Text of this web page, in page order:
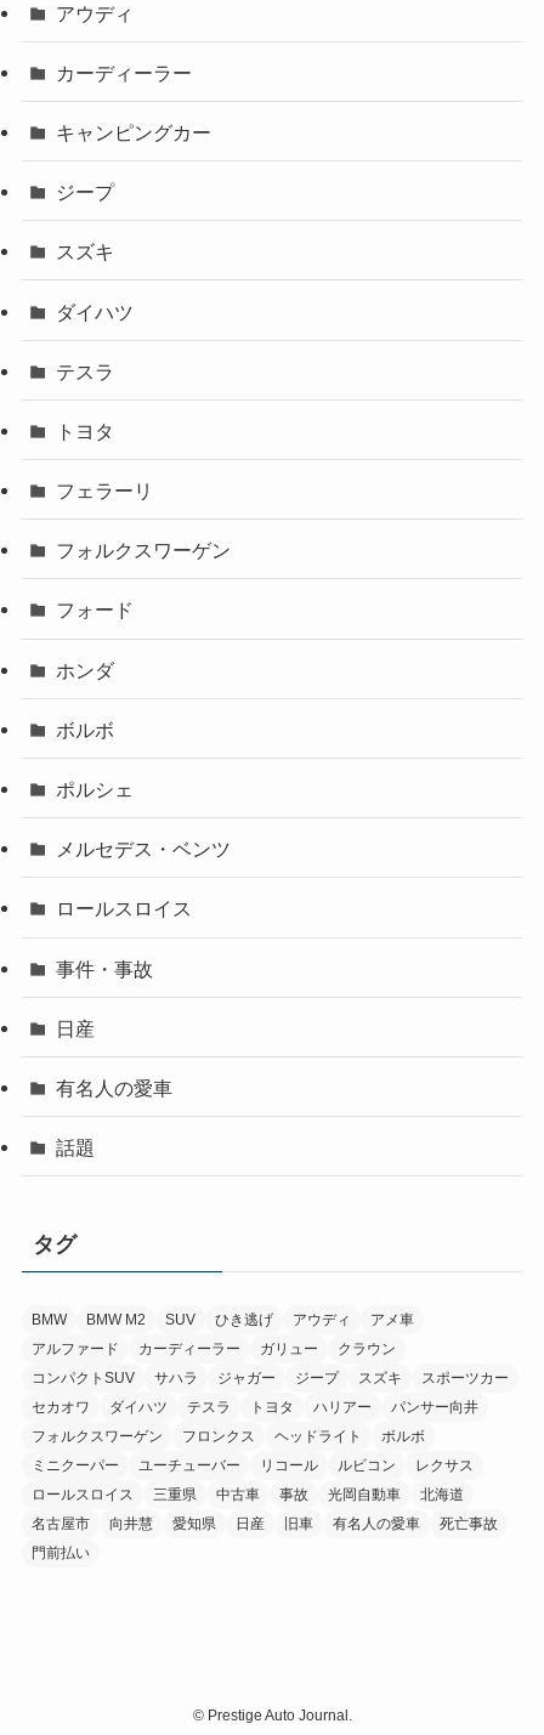
アウディ
カーディーラー
キャンピングカー
ジープ
スズキ
ダイハツ
テスラ
トヨタ
フェラーリ
フォルクスワーゲン
フォード
ホンダ
ボルボ
ポルシェ
メルセデス・ベンツ
ロールスロイス
事件・事故
日産
有名人の愛車
話題
タグ
BMW BMW M2 SUV ひき逃げ アウディ
アメ車
アルファード
カーディーラー ガリュー
クラウン
コンパクトSUV
サハラ ジャガー ジープ スズキ
スポーツカー
セカオワ
ダイハツ テスラ トヨタ ハリアー
パンサー向井
フォルクスワーゲン
フロンクス ヘッドライト
ボルボ
ミニクーパー
ユーチューバー リコール ルビコン
レクサス
ロールスロイス
三重県 中古車 事故 光岡自動車
北海道
名古屋市
向井慧 愛知県 日産 旧車 有名人の愛車
死亡事故
門前払い
©Prestige Auto Journal.